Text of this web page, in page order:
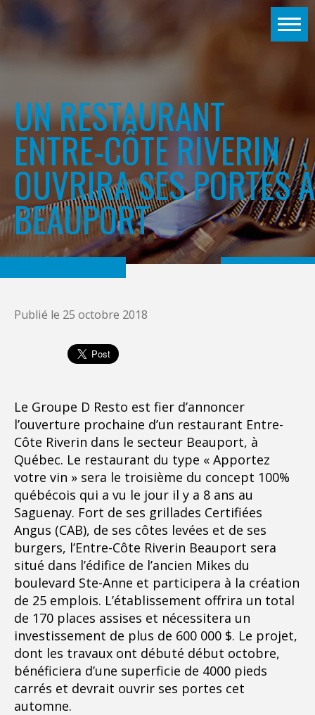
UN RESTAURANT
ENTRE-CÔTE RIVERIN
OUVRIRA SES PORTES À
BEAUPORT
Publié le 25 octobre 2018
Le Groupe D Resto est fier d’annoncer
l’ouverture prochaine d’un restaurant Entre-
Côte Riverin dans le secteur Beauport, à
Québec. Le restaurant du type « Apportez
votre vin » sera le troisième du concept 100%
québécois qui a vu le jour il y a 8 ans au
Saguenay. Fort de ses grillades Certifiées
Angus (CAB), de ses côtes levées et de ses
burgers, l’Entre-Côte Riverin Beauport sera
situé dans l’édifice de l’ancien Mikes du
boulevard Ste-Anne et participera à la création
de 25 emplois. L’établissement offrira un total
de 170 places assises et nécessitera un
investissement de plus de 600 000 $. Le projet,
dont les travaux ont débuté début octobre,
bénéficiera d’une superficie de 4000 pieds
carrés et devrait ouvrir ses portes cet
automne.